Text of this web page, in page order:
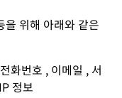
을 위해 아래와 같은
화번호 , 이메일 , 서
정보